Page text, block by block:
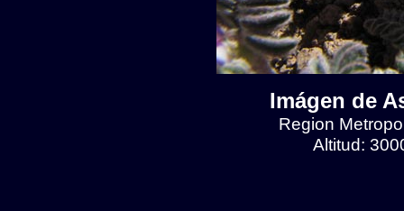
Imágen de
Region
Altitud: